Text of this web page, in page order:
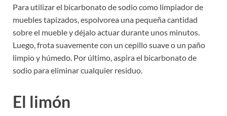
Para utilizar el bicarbonato de sodio como limpiador de
muebles tapizados, espolvorea una pequeña cantidad
sobre el mueble y déjalo actuar durante unos minutos.
Luego, frota suavemente con un cepillo suave o un paño
limpio y húmedo. Por último, aspira el bicarbonato de
sodio para eliminar cualquier residuo.
El limón